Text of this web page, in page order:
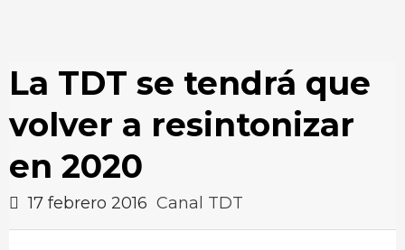
La TDT se tendrá que
volver a resintonizar
en 2020
17 febrero 2016 Canal TDT